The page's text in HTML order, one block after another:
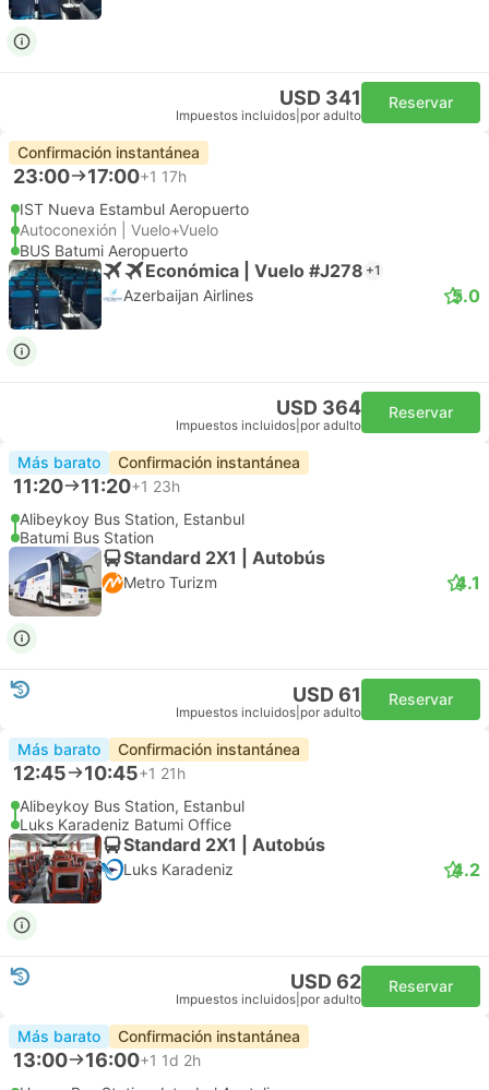
USD 341
Impuestos incluidos por adulto
Reservar
Confirmación instantánea
23:00 17:00+1 17h
IST Nueva Estambul Aeropuerto
Autoconexión | Vuelo+Vuelo
BUS Batumi Aeropuerto
Económica | Vuelo #J278 +1
Azerbaijan Airlines 5.0
USD 364
Impuestos incluidos por adulto
Reservar
Más barato Confirmación instantánea
11:20 11:20+1 23h
Alibeykoy Bus Station, Estanbul
Batumi Bus Station
Standard 2X1 | Autobús
Metro Turizm 4.1
USD 61
Impuestos incluidos por adulto
Reservar
Más barato Confirmación instantánea
12:45 10:45+1 21h
Alibeykoy Bus Station, Estanbul
Luks Karadeniz Batumi Office
Standard 2X1 | Autobús
Luks Karadeniz 4.2
USD 62
Impuestos incluidos por adulto
Reservar
Más barato Confirmación instantánea
13:00 16:00+1 1d 2h